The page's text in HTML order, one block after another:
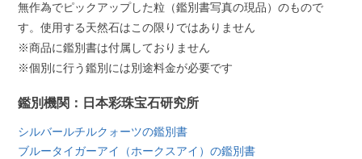
無作為でピックアップした粒（鑑別書写真の現品）のもので
す。使用する天然石はこの限りではありません
※商品に鑑別書は付属しておりません
※個別に行う鑑別には別途料金が必要です
鑑別機関：日本彩珠宝石研究所
シルバールチルクォーツの鑑別書
ブルータイガーアイ（ホークスアイ）の鑑別書